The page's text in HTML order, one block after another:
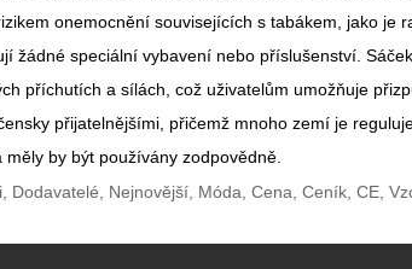
onemocnění souvisejících s tabákem, jako je
žádné speciální vybavení nebo příslušenství.
příchutích a sílách, což uživatelům umožňuje
přijatelnějšími, přičemž mnoho zemí je
by být používány zodpovědně.
Nejnovější, Móda, Cena, Ceník, CE,